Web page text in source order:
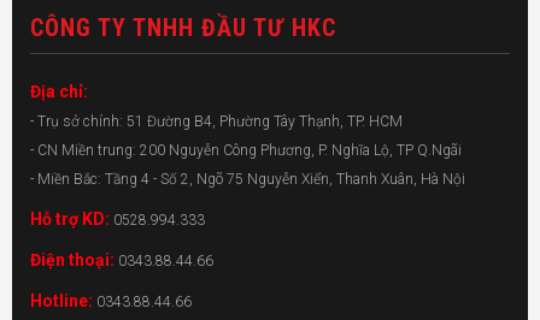
CÔNG TY TNHH ĐẦU TƯ HKC
Địa chỉ:
- Trụ sở chính: 51 Đường B4, Phường Tây Thạnh, TP. HCM
- CN Miền trung: 200 Nguyễn Công Phương, P. Nghĩa Lộ, TP Q.Ngãi
- Miền Bắc: Tầng 4 - Số 2, Ngõ 75 Nguyễn Xiển, Thanh Xuân, Hà Nội
Hỗ trợ KD: 0528.994.333
Điện thoại: 0343.88.44.66
Hotline: 0343.88.44.66